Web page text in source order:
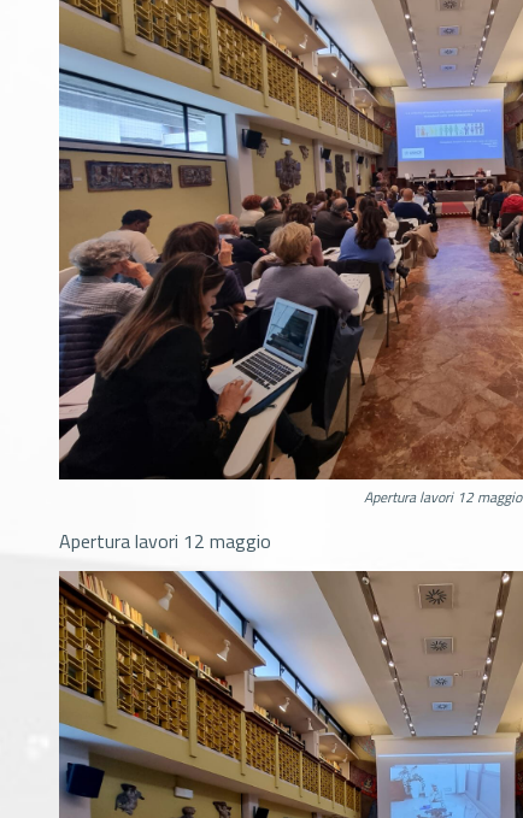
Apertura lavori 12 maggio
Apertura lavori 12 maggio